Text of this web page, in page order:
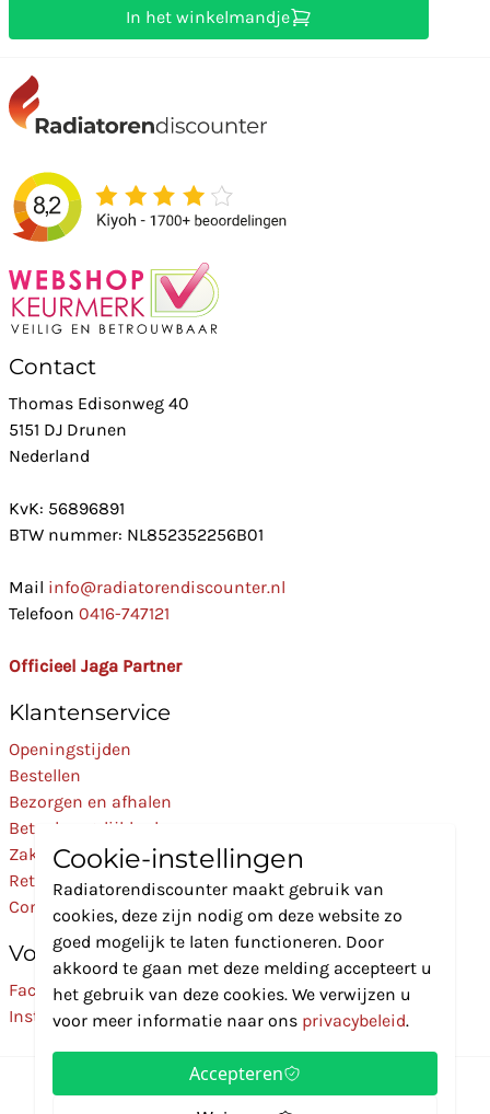
In het winkelmandje
Contact
Thomas Edisonweg 40
5151 DJ Drunen
Nederland
KvK: 56896891
BTW nummer: NL852352256B01
Mail info@radiatorendiscounter.nl
Telefoon 0416-747121
Officieel Jaga Partner
Klantenservice
Openingstijden
Bestellen
Bezorgen en afhalen
Betaalmogelijkheden
Zakelijk
Retourneren
Contact
Volg Ons
Facebook
Instagram
Cookie-instellingen
Radiatorendiscounter maakt gebruik van
cookies, deze zijn nodig om deze website zo
goed mogelijk te laten functioneren. Door
akkoord te gaan met deze melding accepteert u
het gebruik van deze cookies. We verwijzen u
voor meer informatie naar ons privacybeleid.
Accepteren